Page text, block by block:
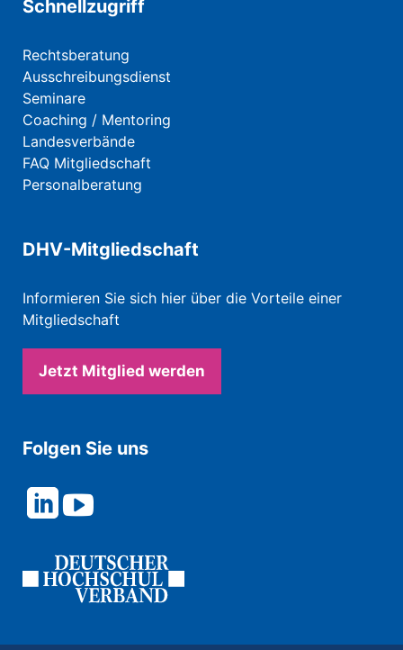
Schnellzugriff
Rechtsberatung
Ausschreibungsdienst
Seminare
Coaching / Mentoring
Landesverbände
FAQ Mitgliedschaft
Personalberatung
DHV-Mitgliedschaft
Informieren Sie sich hier über die Vorteile einer
Mitgliedschaft
Jetzt Mitglied werden
Folgen Sie uns